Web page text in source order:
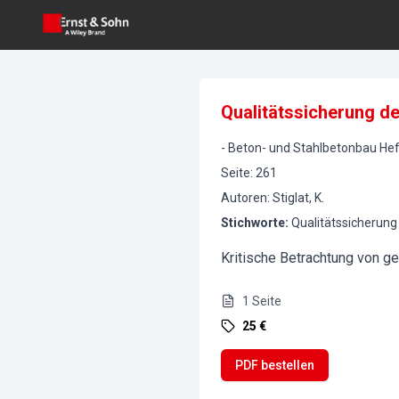
Qualitätssicherung
- Beton- und Stahlbetonbau
Seite: 261
Autoren: Stiglat, K.
Stichworte: Qualitätssicherung
Kritische Betrachtung von
1 Seite
25 €
PDF bestellen